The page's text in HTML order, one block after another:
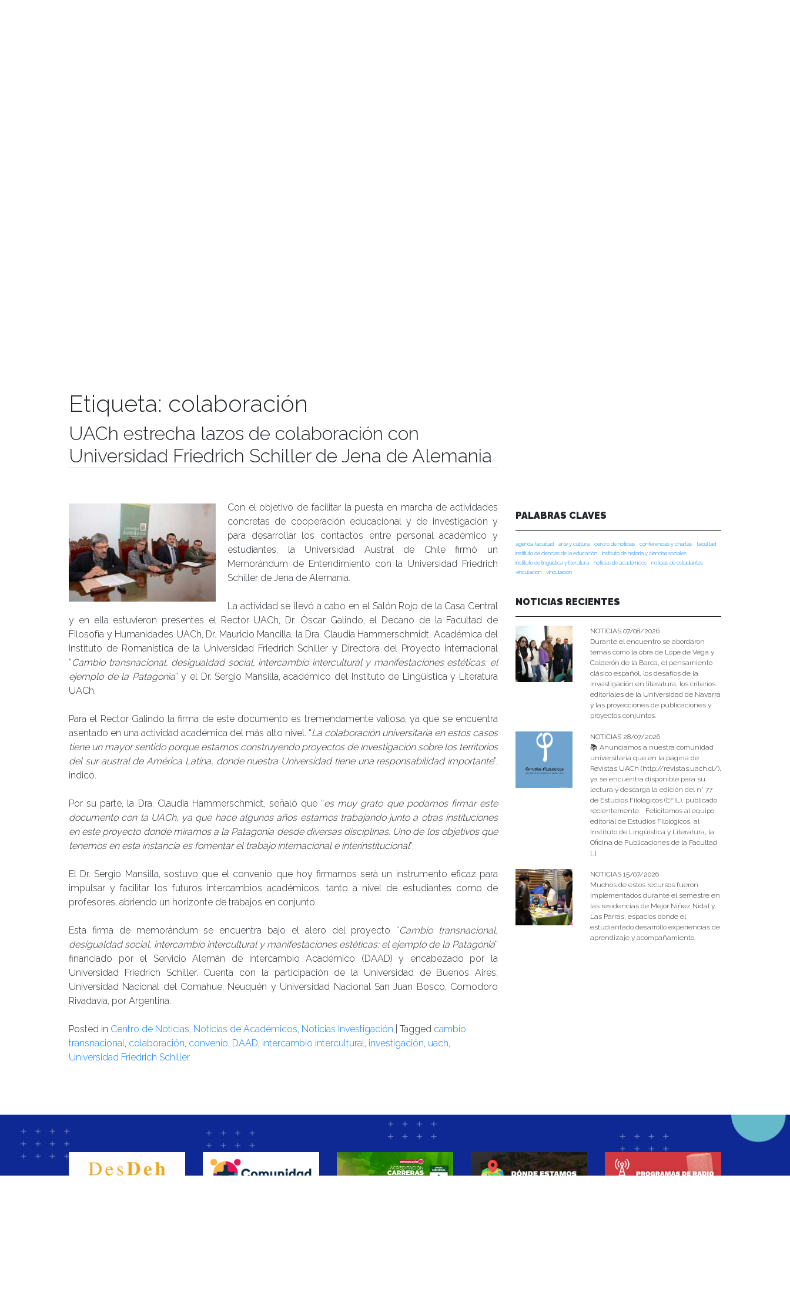
Etiqueta: colaboración
UACh estrecha lazos de colaboración con
Universidad Friedrich Schiller de Jena de Alemania
Con el objetivo de facilitar la puesta en marcha de actividades
concretas de cooperación educacional y de investigación y
para desarrollar los contactos entre personal académico y
estudiantes, la Universidad Austral de Chile firmó un
Memorándum de Entendimiento con la Universidad Friedrich
Schiller de Jena de Alemania.
La actividad se llevó a cabo en el Salón Rojo de la Casa Central
y en ella estuvieron presentes el Rector UACh, Dr. Óscar Galindo, el Decano de la Facultad de
Filosofía y Humanidades UACh, Dr. Mauricio Mancilla, la Dra. Claudia Hammerschmidt, Académica del
Instituto de Romanística de la Universidad Friedrich Schiller y Directora del Proyecto Internacional
“Cambio transnacional, desigualdad social, intercambio intercultural y manifestaciones estéticas: el
ejemplo de la Patagonia” y el Dr. Sergio Mansilla, académico del Instituto de Lingüística y Literatura
UACh.
Para el Rector Galindo la firma de este documento es tremendamente valiosa, ya que se encuentra
asentado en una actividad académica del más alto nivel. “La colaboración universitaria en estos casos
tiene un mayor sentido porque estamos construyendo proyectos de investigación sobre los territorios
del sur austral de América Latina, donde nuestra Universidad tiene una responsabilidad importante”,
indicó.
Por su parte, la Dra. Claudia Hammerschmidt, señaló que “es muy grato que podamos firmar este
documento con la UACh, ya que hace algunos años estamos trabajando junto a otras instituciones
en este proyecto donde miramos a la Patagonia desde diversas disciplinas. Uno de los objetivos que
tenemos en esta instancia es fomentar el trabajo internacional e interinstitucional”.
El Dr. Sergio Mansilla, sostuvo que el convenio que hoy firmamos será un instrumento eficaz para
impulsar y facilitar los futuros intercambios académicos, tanto a nivel de estudiantes como de
profesores, abriendo un horizonte de trabajos en conjunto.
Esta firma de memorándum se encuentra bajo el alero del proyecto “Cambio transnacional,
desigualdad social, intercambio intercultural y manifestaciones estéticas: el ejemplo de la Patagonia”
financiado por el Servicio Alemán de Intercambio Académico (DAAD) y encabezado por la
Universidad Friedrich Schiller. Cuenta con la participación de la Universidad de Buenos Aires;
Universidad Nacional del Comahue, Neuquén y Universidad Nacional San Juan Bosco, Comodoro
Rivadavia, por Argentina.
Posted in Centro de Noticias, Noticias de Académicos, Noticias Investigación Tagged cambio
transnacional, colaboración, convenio, DAAD, intercambio intercultural, investigación, uach,
Universidad Friedrich Schiller
PALABRAS CLAVES
agenda facultad arte y cultura centro de noticias conferencias y charlas
facultad
instituto de ciencias de la educación
instituto de historia y ciencias sociales
instituto de lingüística y literatura
noticias de académicos
noticias de estudiantes
vinculacion
vinculación
NOTICIAS RECIENTES
NOTICIAS 07/08/2026
Durante el encuentro se abordaron
temas como la obra de Lope de Vega y
Calderón de la Barca, el pensamiento
clásico español, los desafíos de la
investigación en literatura, los criterios
editoriales de la Universidad de Navarra
y las proyecciones de publicaciones y
proyectos conjuntos.
NOTICIAS 28/07/2026
📚 Anunciamos a nuestra comunidad
universitaria que en la página de
Revistas UACh (http://revistas.uach.cl/),
ya se encuentra disponible para su
lectura y descarga la edición del n° 77
de Estudios Filológicos (EFIL), publicado
recientemente. Felicitamos al equipo
editorial de Estudios Filológicos, al
Instituto de Lingüística y Literatura, la
Oficina de Publicaciones de la Facultad
[…]
NOTICIAS 15/07/2026
Muchos de estos recursos fueron
implementados durante el semestre en
las residencias de Mejor Niñez Nidal y
Las Parras, espacios donde el
estudiantado desarrolló experiencias de
aprendizaje y acompañamiento.